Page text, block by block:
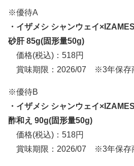
※優待A
・イザメシ シャンウェイ
砂肝 85g(固形量50g)
価格(税込)：518円
賞味期限：2026/07 ※3年保存
※優待B
・イザメシ シャンウェイ
酢和え 90g(固形量50g)
価格(税込)：518円
賞味期限：2026/07 ※3年保存